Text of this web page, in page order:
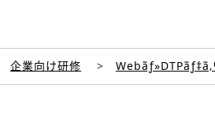
企業向け研修